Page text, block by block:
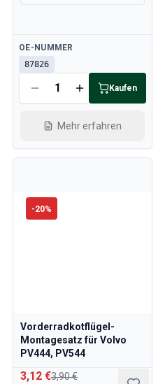
Verfügbar
OE-NUMMER
87826
Kaufen
Mehr erfahren
-20%
Vorderradkotflügel-
Montagesatz für Volvo
PV444, PV544
3,12 €3,90 €